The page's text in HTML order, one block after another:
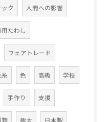
ク 人間への影響
たわし
フェアトレード
糸 色 高級 学校
手作り 支援
類 極太 日本製